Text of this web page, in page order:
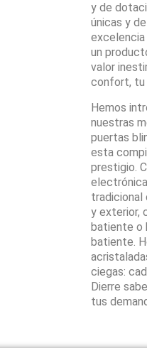
y de
únicas y
un
valor
confort, tu
Hemos
nuestras
puertas
esta
prestigio.
tradicional
y exterior,
batiente o
batiente.
ciegas:
Dierre
tus